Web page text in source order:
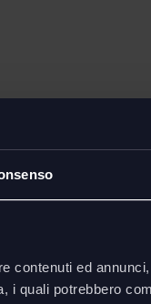
contenuti ed
i quali potrebbero